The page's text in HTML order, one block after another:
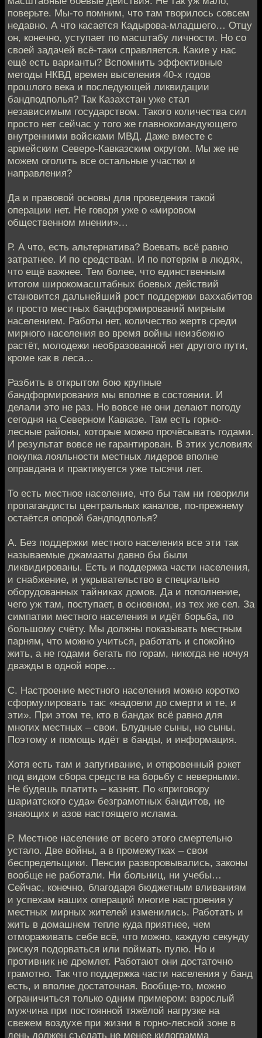
поверьте. Мы-то помним, что там творилось совсем
недавно. А что касается Кадырова-младшего… Отцу
он, конечно, уступает по масштабу личности. Но со
своей задачей всё-таки справляется. Какие у нас
ещё есть варианты? Вспомнить эффективные
методы НКВД времен выселения 40-х годов
прошлого века и последующей ликвидации
бандподполья? Так Казахстан уже стал
независимым государством. Такого количества сил
просто нет сейчас у того же главнокомандующего
внутренними войсками МВД. Даже вместе с
армейским Северо-Кавказским округом. Мы же не
можем оголить все остальные участки и
направления?
Да и правовой основы для проведения такой
операции нет. Не говоря уже о «мировом
общественном мнении»…
Р. А что, есть альтернатива? Воевать всё равно
затратнее. И по средствам. И по потерям в людях,
что ещё важнее. Тем более, что единственным
итогом широкомасштабных боевых действий
становится дальнейший рост поддержки ваххабитов
и просто местных бандформирований мирным
населением. Работы нет, количество жертв среди
мирного населения во время войны неизбежно
растёт, молодежи необразованной нет другого пути,
кроме как в леса…
Разбить в открытом бою крупные
бандформирования мы вполне в состоянии. И
делали это не раз. Но вовсе не они делают погоду
сегодня на Северном Кавказе. Там есть горно-
лесные районы, которые можно прочёсывать годами.
И результат вовсе не гарантирован. В этих условиях
покупка лояльности местных лидеров вполне
оправдана и практикуется уже тысячи лет.
То есть местное население, что бы там ни говорили
пропагандисты центральных каналов, по-прежнему
остаётся опорой бандподполья?
А. Без поддержки местного населения все эти так
называемые джамааты давно бы были
ликвидированы. Есть и поддержка части населения,
и снабжение, и укрывательство в специально
оборудованных тайниках домов. Да и пополнение,
чего уж там, поступает, в основном, из тех же сел. За
симпатии местного населения и идёт борьба, по
большому счёту. Мы должны показывать местным
парням, что можно учиться, работать и спокойно
жить, а не годами бегать по горам, никогда не ночуя
дважды в одной норе…
С. Настроение местного населения можно коротко
сформулировать так: «надоели до смерти и те, и
эти». При этом те, кто в бандах всё равно для
многих местных – свои. Блудные сыны, но сыны.
Поэтому и помощь идёт в банды, и информация.
Хотя есть там и запугивание, и откровенный рэкет
под видом сбора средств на борьбу с неверными.
Не будешь платить – казнят. По «приговору
шариатского суда» безграмотных бандитов, не
знающих и азов настоящего ислама.
Р. Местное население от всего этого смертельно
устало. Две войны, а в промежутках – свои
беспредельщики. Пенсии разворовывались, законы
вообще не работали. Ни больниц, ни учебы…
Сейчас, конечно, благодаря бюджетным вливаниям
и успехам наших операций многие настроения у
местных мирных жителей изменились. Работать и
жить в домашнем тепле куда приятнее, чем
отмораживать себе всё, что можно, каждую секунду
рискуя подорваться или поймать пулю. Но и
противник не дремлет. Работают они достаточно
грамотно. Так что поддержка части населения у банд
есть, и вполне достаточная. Вообще-то, можно
ограничиться только одним примером: взрослый
мужчина при постоянной тяжёлой нагрузке на
свежем воздухе при жизни в горно-лесной зоне в
день должен съедать не менее килограмма